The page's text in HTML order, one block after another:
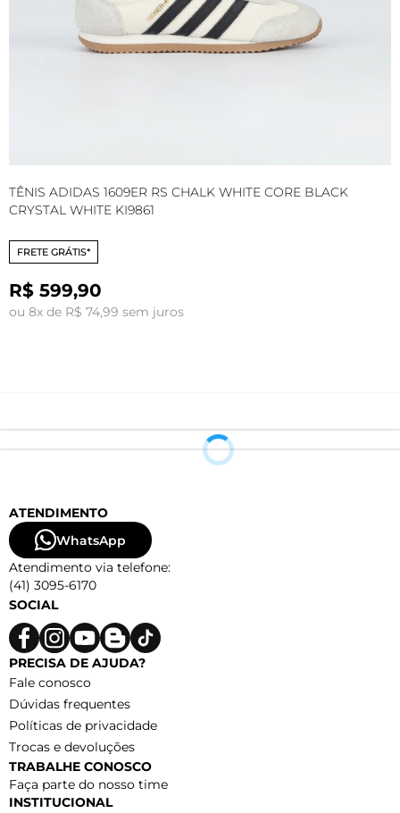
TÊNIS ADIDAS 1609ER RS CHALK WHITE CORE BLACK
CRYSTAL WHITE KI9861
FRETE GRÁTIS*
R$ 599,90
ou 8x de R$ 74,99 sem juros
ATENDIMENTO
WhatsApp
Atendimento via telefone:
(41) 3095-6170
SOCIAL
PRECISA DE AJUDA?
Fale conosco
Dúvidas frequentes
Políticas de privacidade
Trocas e devoluções
TRABALHE CONOSCO
Faça parte do nosso time
INSTITUCIONAL